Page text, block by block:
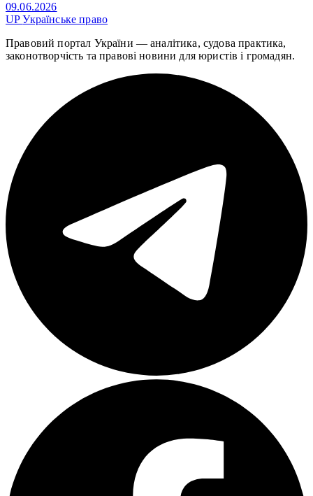
09.06.2026
UPУкраїнське право
Правовий портал України — аналітика, судова практика,
законотворчість та правові новини для юристів і громадян.